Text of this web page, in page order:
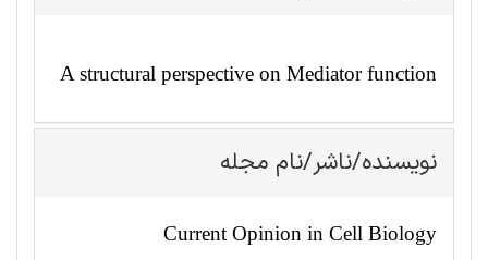
A structural perspective on Mediator function
نویسنده/ناشر/نام مجله
Current Opinion in Cell Biology